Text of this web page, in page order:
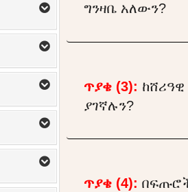
ግንዛቤ አለውን?
ጥያቄ (3):
ያገኛሉን?
ጥያቄ (4):